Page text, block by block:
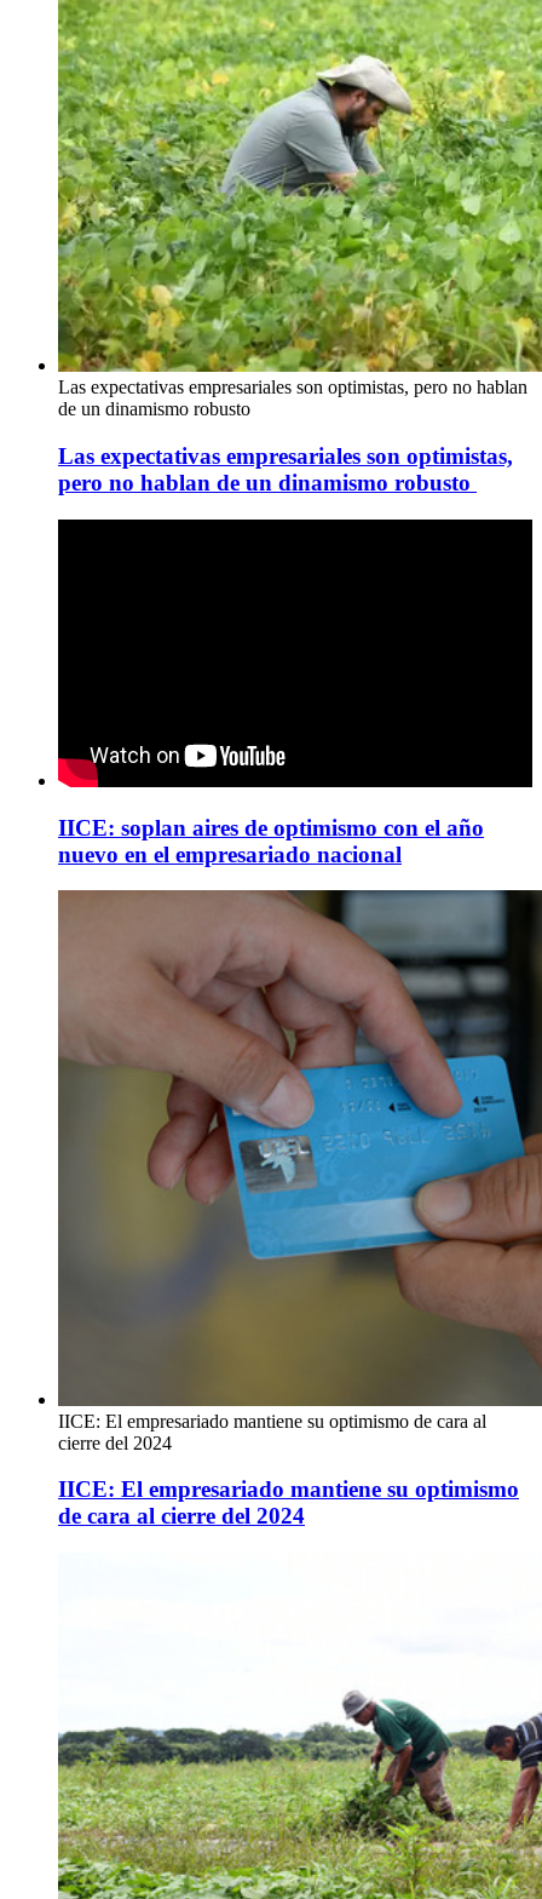
Las expectativas empresariales son optimistas, pero no hablan
de un dinamismo robusto
Las expectativas empresariales son optimistas,
pero no hablan de un dinamismo robusto
IICE: soplan aires de optimismo con el año
nuevo en el empresariado nacional
IICE: El empresariado mantiene su optimismo de cara al
cierre del 2024
IICE: El empresariado mantiene su optimismo
de cara al cierre del 2024